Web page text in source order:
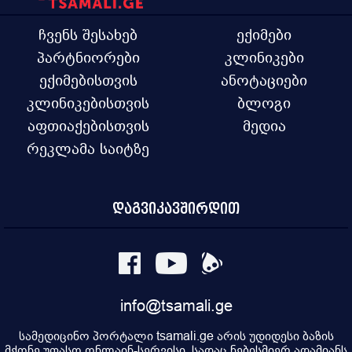
ჩვენს შესახებ
პარტნიორები
ექიმებისთვის
კლინიკებისთვის
აფთიაქებისთვის
რეკლამა საიტზე
ექიმები
კლინიკები
ანოტაციები
ბლოგი
მედია
დაგვიკავშირდით
info@tsamali.ge
სამედიცინო პორტალი tsamali.ge არის უდიდესი ბაზის